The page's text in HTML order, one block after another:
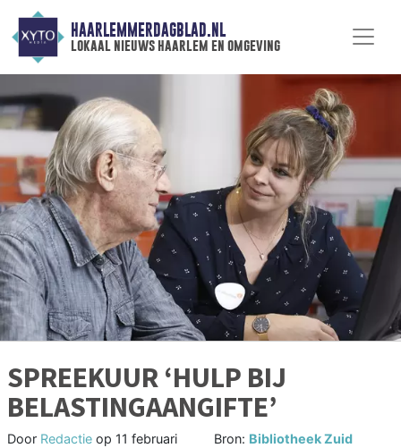
HAARLEMMERDAGBLAD.NL
lokaal nieuws haarlem en omgeving
SPREEKUUR ‘HULP BIJ
BELASTINGAANGIFTE’
Door Redactie op 11 februari
Bron: Bibliotheek Zuid